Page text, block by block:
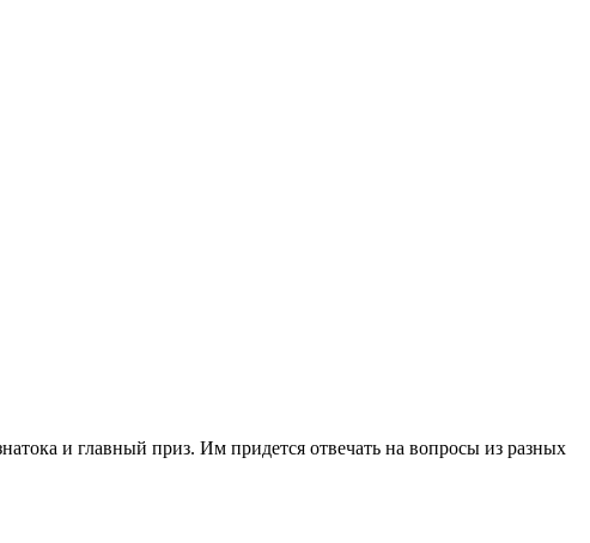
и главный приз. Им придется отвечать на вопросы из разных